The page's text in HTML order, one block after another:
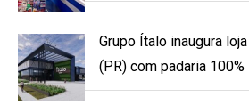
Grupo Ítalo inaugura
(PR) com padaria